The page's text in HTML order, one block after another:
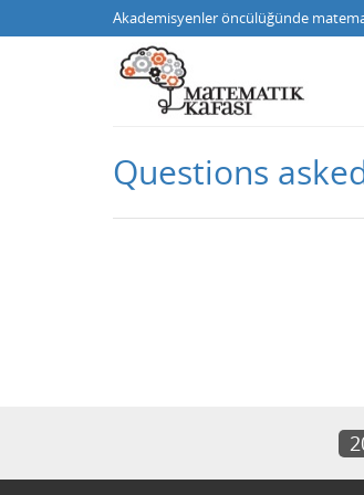
Akademisyenler öncülüğünde
Questions